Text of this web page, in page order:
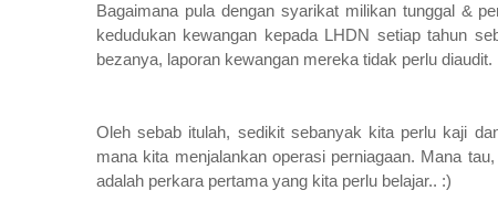
Bagaimana pula dengan syarikat milikan tunggal &
kedudukan kewangan kepada LHDN setiap tahun
bezanya, laporan kewangan mereka tidak perlu diaudit.
Oleh sebab itulah, sedikit sebanyak kita perlu kaji
mana kita menjalankan operasi perniagaan. Mana
adalah perkara pertama yang kita perlu belajar.. :)